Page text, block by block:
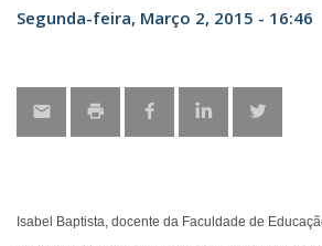
Segunda-feira, Março 2, 2015 - 16:46
Isabel Baptista, docente da Faculdade de